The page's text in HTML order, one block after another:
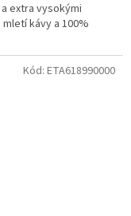
extra vysokými
kávy a 100%
Kód: ETA618990000